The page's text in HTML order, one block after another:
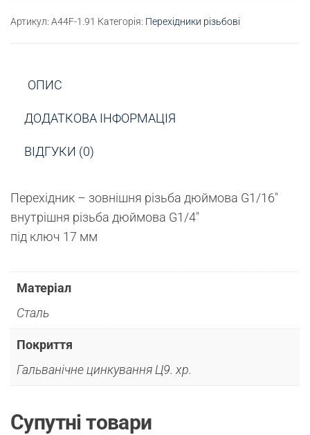
Артикул: A44F-1.91 Категорія: Перехідники різьбові
ОПИС
ДОДАТКОВА ІНФОРМАЦІЯ
ВІДГУКИ (0)
Перехідник – зовнішня різьба дюймова G1/16″
внутрішня різьба дюймова G1/4″
під ключ 17 мм
Матеріал
Сталь
Покриття
Гальванічне цинкування Ц9. хр.
Супутні товари